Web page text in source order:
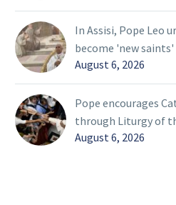
In Assisi, Pope Leo
become 'new saints'
August 6, 2026
Pope encourages
through Liturgy of
August 6, 2026